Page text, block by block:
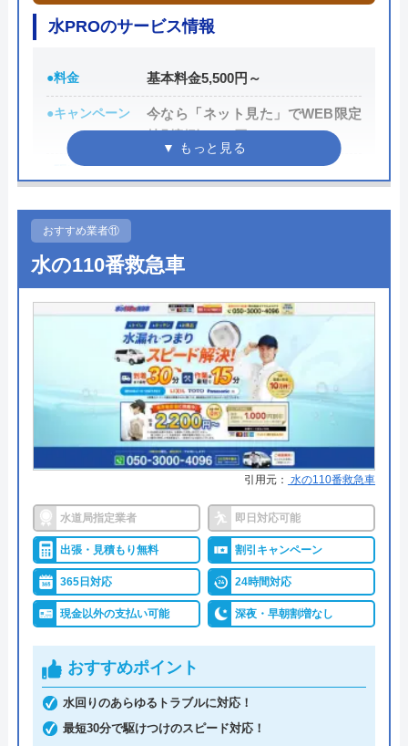
創業・設立 1955年設立
所在地
〒405-0006
対応エリア 山梨市および近隣市
水PROのサービス情報
●料金 基本料金5,500円～
●キャンペーン
今なら「ネット見た」でWEB限定
特別割引3,000円OFF
●駆けつけ時間 最短15分
24時間
●定休日
●出張見積もり 見積り・出張費無料
●支払い方法
現金払い、銀行振込、後日集金、
クレジットカード
―
●保証・保険 ―
詳細は公式HPでご確認ください
水PROは、即日対応可能でスピーディーな対応が特
徴的な業者です。
地域に精通したエリア担当作業員がいるため、夜間
も含めて電話をしてから2～3分で手配、最速15分で
料金体系については、基本料金5,000円～になります
が、現地見積もり・出張費・追加請求は0円になり
ます。
おすすめ業者⑪
水の110番救急車
引用元： 水の110番救急車
水道局指定業者 即日対応可能
出張・見積もり無料 割引キャンペーン
365日対応 24時間対応
現金以外の支払い可能 深夜・早朝割増なし
おすすめポイント
水回りのあらゆるトラブルに対応！
最短30分で駆けつけのスピード対応！